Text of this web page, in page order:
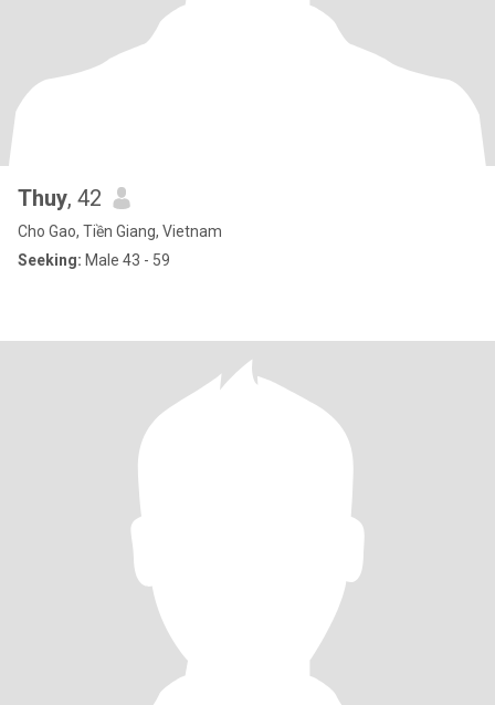
Thuy, 42
Cho Gao, Tiền Giang, Vietnam
Seeking: Male 43 - 59